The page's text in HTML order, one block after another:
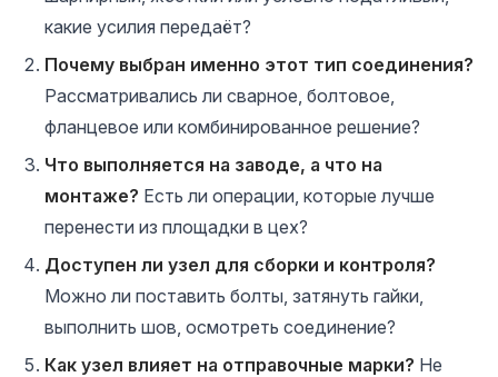
какие усилия передаёт?
Почему выбран именно этот тип соединения?
Рассматривались ли сварное, болтовое,
фланцевое или комбинированное решение?
Что выполняется на заводе, а что на
монтаже? Есть ли операции, которые лучше
перенести из площадки в цех?
Доступен ли узел для сборки и контроля?
Можно ли поставить болты, затянуть гайки,
выполнить шов, осмотреть соединение?
Как узел влияет на отправочные марки? Не